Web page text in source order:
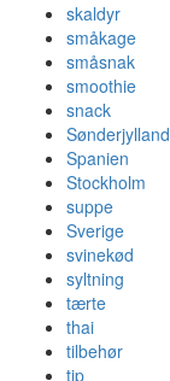
skaldyr
småkage
småsnak
smoothie
snack
Sønderjylland
Spanien
Stockholm
suppe
Sverige
svinekød
syltning
tærte
thai
tilbehør
tip